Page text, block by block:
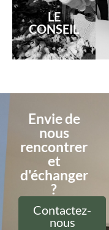
LE
CONSEIL
Envie de
nous
rencontrer
et
d'échanger
?
Contactez-
nous